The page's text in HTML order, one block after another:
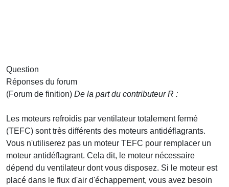
Question
Réponses du forum
(Forum de finition) De la part du contributeur R :
Les moteurs refroidis par ventilateur totalement fermé
(TEFC) sont très différents des moteurs antidéflagrants.
Vous n'utiliserez pas un moteur TEFC pour remplacer un
moteur antidéflagrant. Cela dit, le moteur nécessaire
dépend du ventilateur dont vous disposez. Si le moteur est
placé dans le flux d'air d'échappement, vous avez besoin